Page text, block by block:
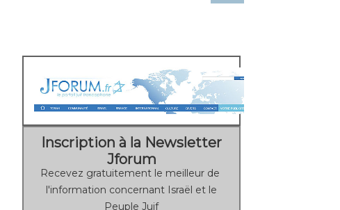
Inscription à la Newsletter
Jforum
Recevez gratuitement le meilleur de
l'information concernant Israël et le
Peuple Juif